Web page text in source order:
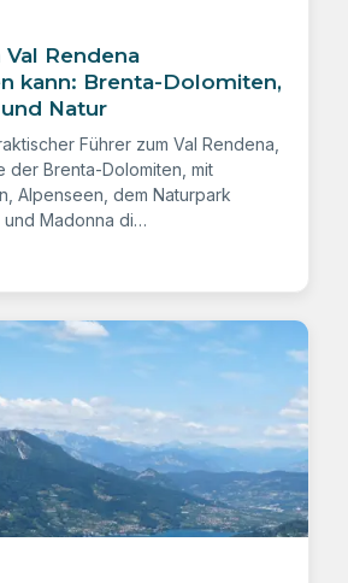
Rendena
kann: Brenta-Dolomiten,
Natur
Führer zum Val Rendena,
der Brenta-Dolomiten, mit
Alpenseen, dem Naturpark
und Madonna di…